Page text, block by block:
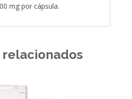
mg por cápsula.